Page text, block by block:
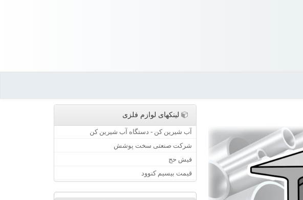
لینکهای لوازم فلزی
آب شیرین کن - دستگاه آب شیرین کن
شرکت صنعتی سخت پوشش
فیش حج
قیمت بیسیم کنوود